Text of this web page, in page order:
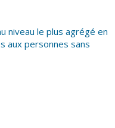
niveau le plus agrégé en
aux personnes sans